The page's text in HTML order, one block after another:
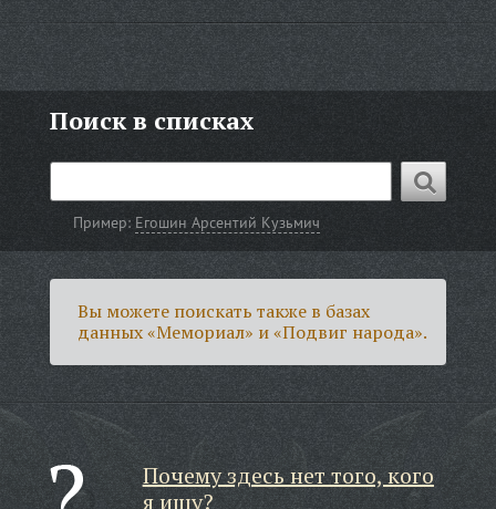
Поиск в списках
Пример: Егошин Арсентий Кузьмич
Вы можете поискать также в базах
данных «Мемориал» и «Подвиг народа».
Почему здесь нет того, кого
я ищу?